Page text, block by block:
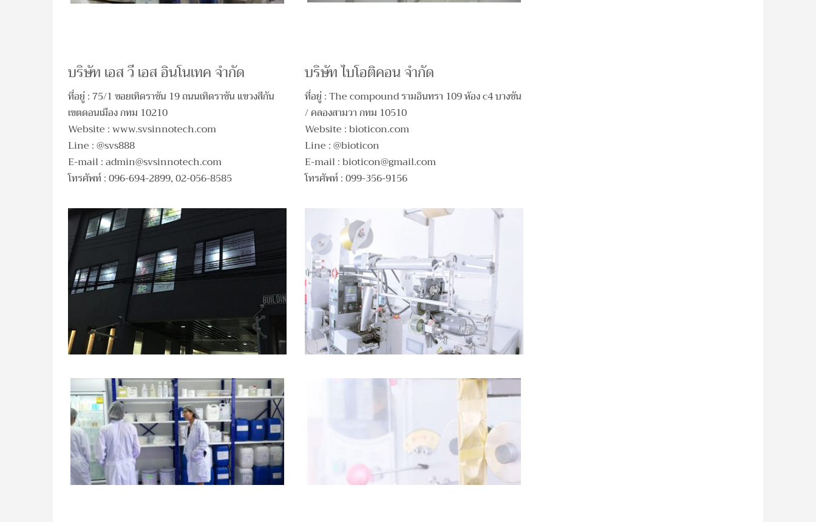
บริษัท เอส วี เอส อินโนเทค จำกัด
ที่อยู่ : 75/1 ซอยเทิดราชัน 19 ถนนเทิดราชัน แขวงสีกัน
เขตดอนเมือง กทม 10210
Website : www.svsinnotech.com
Line : @svs888
E-mail :admin@svsinnotech.com
โทรศัพท์ : 096-694-2899, 02-056-8585
บริษัท ไบโอติคอน จำกัด
ที่อยู่ : The compound รามอินทรา 109 ห้อง c4 บางชัน
/ คลองสามวา กทม 10510
Website : bioticon.com
Line : @bioticon
E-mail :bioticon@gmail.com
โทรศัพท์ : 099-356-9156